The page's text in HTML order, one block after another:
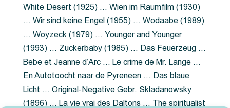
White Desert (1925) … Wien im Raumfilm (1930)
… Wir sind keine Engel (1955) … Wodaabe (1989)
… Woyzeck (1979) … Younger and Younger
(1993) … Zuckerbaby (1985) … Das Feuerzeug …
Bebe et Jeanne d’Arc … Le crime de Mr. Lange …
En Autotoocht naar de Pyreneen … Das blaue
Licht … Original-Negative Gebr. Skladanowsky
(1896) … La vie vrai des Daltons … The spiritualist